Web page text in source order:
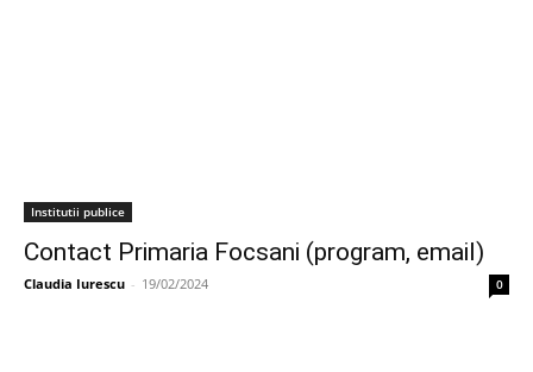
Institutii publice
Contact Primaria Focsani (program, email)
Claudia Iurescu - 19/02/2024 0